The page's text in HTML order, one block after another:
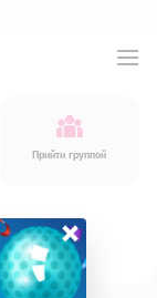
Прийти группой
×